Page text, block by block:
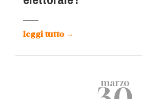
leggi tutto →
marzo